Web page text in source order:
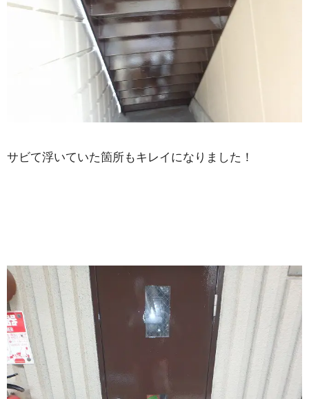
サビて浮いていた箇所もキレイになりました！